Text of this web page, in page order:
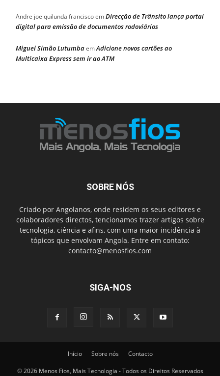
Andre joe quilunda franciscoemDirecção de Trânsito lança portal
digital para emissão de documentos rodoviários
Miguel Simão LutumbaemAdicione novos cartões ao
Multicaixa Express sem ir ao ATM
SOBRE NÓS
Criado por Angolanos, onde residem os seus editores e
colaboradores directos, tencionamos trazer artigos sobre
tecnologia, ciência e afins, com uma maior incidência à
tópicos que envolvam Angola. Entre em contato:
contacto@menosfios.com
SIGA-NOS
Início Sobre nós Contacto
© 2026 Menos Fios, Mais Tecnologia - Todos os Direitos Reservados